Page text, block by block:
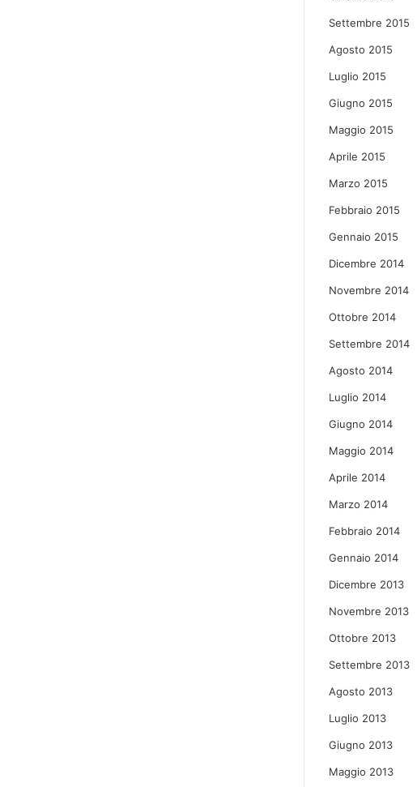
Settembre 2015
Agosto 2015
Luglio 2015
Giugno 2015
Maggio 2015
Aprile 2015
Marzo 2015
Febbraio 2015
Gennaio 2015
Dicembre 2014
Novembre 2014
Ottobre 2014
Settembre 2014
Agosto 2014
Luglio 2014
Giugno 2014
Maggio 2014
Aprile 2014
Marzo 2014
Febbraio 2014
Gennaio 2014
Dicembre 2013
Novembre 2013
Ottobre 2013
Settembre 2013
Agosto 2013
Luglio 2013
Giugno 2013
Maggio 2013